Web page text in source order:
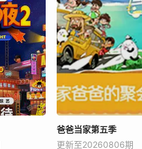
爸爸当家第五季
更新至20260806期